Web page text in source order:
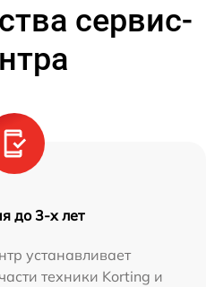
сервис-
до 3-х лет
устанавливает
техники Korting и